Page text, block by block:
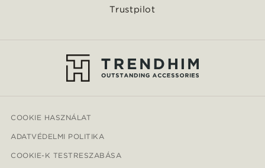
Trustpilot
COOKIE HASZNÁLAT
ADATVÉDELMI POLITIKA
COOKIE-K TESTRESZABÁSA